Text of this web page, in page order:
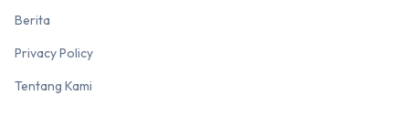
Berita
Privacy Policy
Tentang Kami